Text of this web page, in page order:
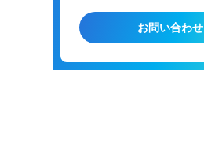
お問い合わせ